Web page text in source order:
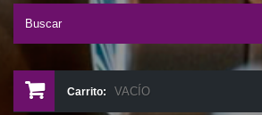
Carrito: VACÍO